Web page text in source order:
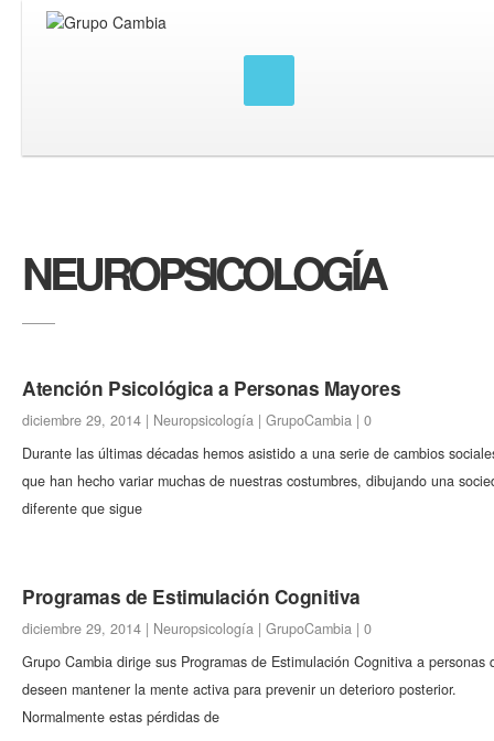
NEUROPSICOLOGÍA
Atención Psicológica a Personas Mayores
diciembre 29, 2014 | Neuropsicología | GrupoCambia | 0
Durante las últimas décadas hemos asistido a una serie de cambios
que han hecho variar muchas de nuestras costumbres, dibujando una
diferente que sigue
Programas de Estimulación Cognitiva
diciembre 29, 2014 | Neuropsicología | GrupoCambia | 0
Grupo Cambia dirige sus Programas de Estimulación Cognitiva a personas
deseen mantener la mente activa para prevenir un deterioro posterior.
Normalmente estas pérdidas de